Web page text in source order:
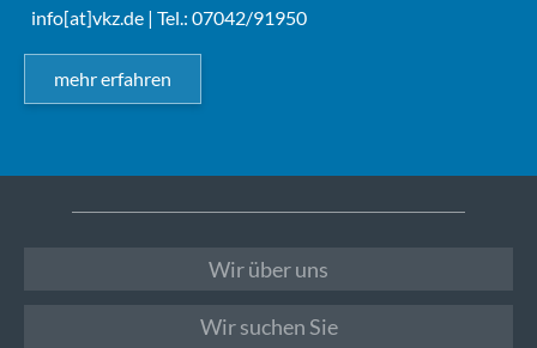
info[at]vkz.de | Tel.: 07042/91950
mehr erfahren
Wir über uns
Wir suchen Sie